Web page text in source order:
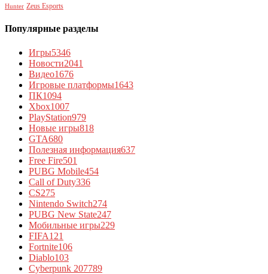
Hunter Zeus Esports
Популярные разделы
Игры5346
Новости2041
Видео1676
Игровые платформы1643
ПК1094
Xbox1007
PlayStation979
Новые игры818
GTA680
Полезная информация637
Free Fire501
PUBG Mobile454
Call of Duty336
CS275
Nintendo Switch274
PUBG New State247
Мобильные игры229
FIFA121
Fortnite106
Diablo103
Cyberpunk 207789